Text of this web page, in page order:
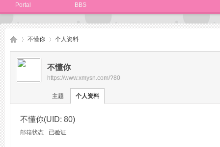
Portal BBS
›
不懂你 个人资料
不懂你
https://www.xmysn.com/?80
主题 个人资料
不懂你(UID: 80)
邮箱状态 已验证